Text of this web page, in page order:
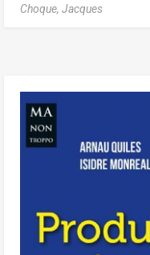
Choque, Jacques